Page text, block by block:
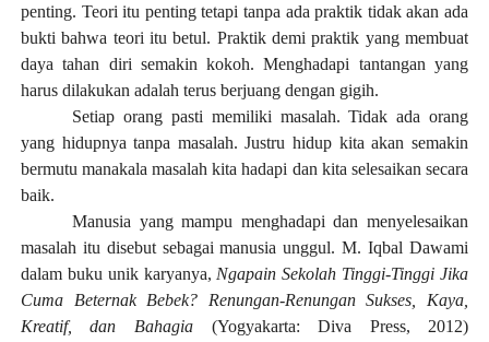
penting. Teori itu penting tetapi tanpa ada praktik tidak akan ada
bukti bahwa teori itu betul. Praktik demi praktik yang membuat
daya tahan diri semakin kokoh.Menghadapi tantangan yang
harus dilakukan adalah terus berjuang dengan gigih.
Setiap orang pasti memiliki masalah. Tidak ada orang
yang hidupnya tanpa masalah. Justru hidup kita akan semakin
bermutu manakala masalah kita hadapi dan kita selesaikan secara
baik.
Manusia yang mampu menghadapi dan menyelesaikan
masalah itu disebut sebagai manusia unggul. M. Iqbal Dawami
dalam buku unik karyanya, Ngapain Sekolah Tinggi-Tinggi Jika
Cuma Beternak Bebek? Renungan-Renungan Sukses, Kaya,
Kreatif, dan Bahagia (Yogyakarta: Diva Press, 2012)